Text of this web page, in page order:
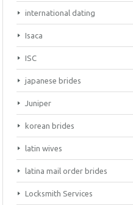
international dating
Isaca
ISC
japanese brides
Juniper
korean brides
latin wives
latina mail order brides
Locksmith Services